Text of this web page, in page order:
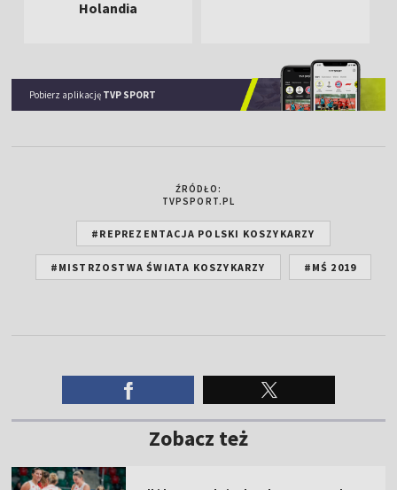
Holandia
Pobierz aplikację TVP SPORT
ŹRÓDŁO:
TVPSPORT.PL
#REPREZENTACJA POLSKI KOSZYKARZY
#MISTRZOSTWA ŚWIATA KOSZYKARZY #MŚ 2019
Zobacz też